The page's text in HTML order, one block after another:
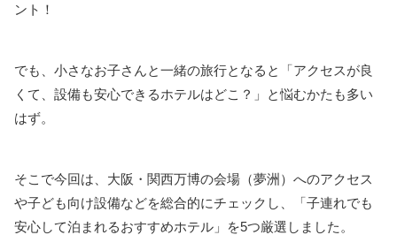
ント！
でも、小さなお子さんと一緒の旅行となると「アクセスが良
くて、設備も安心できるホテルはどこ？」と悩むかたも多い
はず。
そこで今回は、大阪・関西万博の会場（夢洲）へのアクセス
や子ども向け設備などを総合的にチェックし、「子連れでも
安心して泊まれるおすすめホテル」を5つ厳選しました。